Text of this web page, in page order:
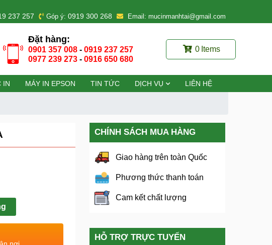
237 257 Góp ý: 0919 300 268 Email: mucinmanhtai@gmail.com
Đặt hàng:
0901 357 008- 0919 237 257
0977 239 273- 0916 650 680
0 Items
IN MÁY IN EPSON TIN TỨC DỊCH VỤ LIÊN HỆ
CHÍNH SÁCH MUA HÀNG
Giao hàng trên toàn Quốc
Phương thức thanh toán
Cam kết chất lượng
HỖ TRỢ TRỰC TUYẾN